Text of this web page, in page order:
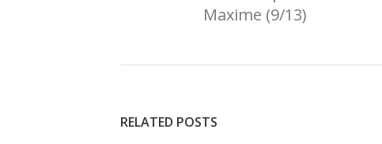
Maxime (9/13)
RELATED POSTS